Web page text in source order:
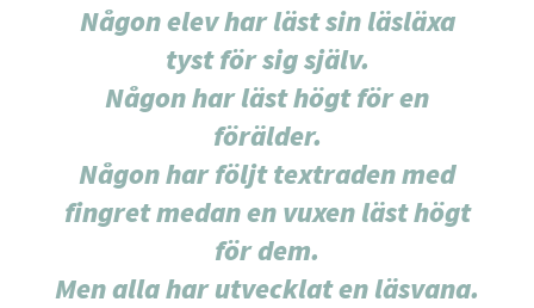
Någon elev har läst sin läsläxa
tyst för sig själv.
Någon har läst högt för en
förälder.
Någon har följt textraden med
fingret medan en vuxen läst högt
för dem.
Men alla har utvecklat en läsvana.